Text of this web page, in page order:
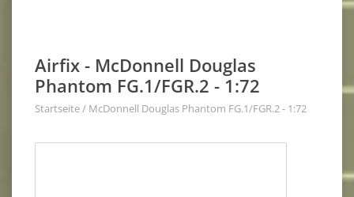
Airfix - McDonnell Douglas
Phantom FG.1/FGR.2 - 1:72
Startseite/ McDonnell Douglas Phantom FG.1/FGR.2 - 1:72